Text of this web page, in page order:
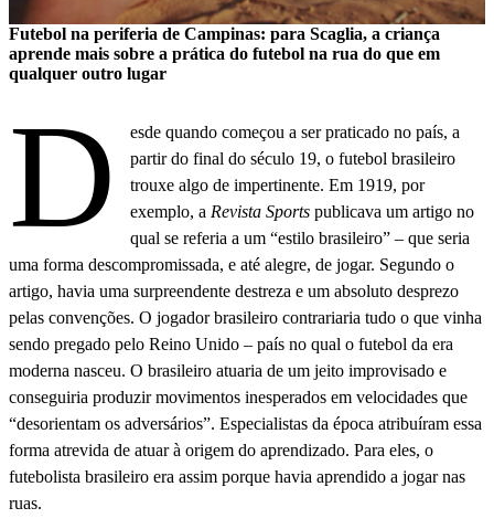
Futebol na periferia de Campinas: para Scaglia, a criança
aprende mais sobre a prática do futebol na rua do que em
qualquer outro lugar
D
esde quando começou a ser praticado no país, a
partir do final do século 19, o futebol brasileiro
trouxe algo de impertinente. Em 1919, por
exemplo, a Revista Sports publicava um artigo no
qual se referia a um “estilo brasileiro” – que seria
uma forma descompromissada, e até alegre, de jogar. Segundo o
artigo, havia uma surpreendente destreza e um absoluto desprezo
pelas convenções. O jogador brasileiro contrariaria tudo o que vinha
sendo pregado pelo Reino Unido – país no qual o futebol da era
moderna nasceu. O brasileiro atuaria de um jeito improvisado e
conseguiria produzir movimentos inesperados em velocidades que
“desorientam os adversários”. Especialistas da época atribuíram essa
forma atrevida de atuar à origem do aprendizado. Para eles, o
futebolista brasileiro era assim porque havia aprendido a jogar nas
ruas.